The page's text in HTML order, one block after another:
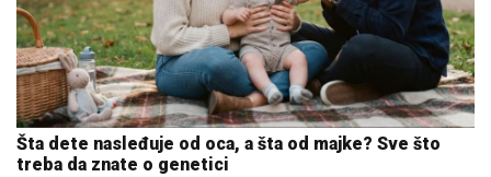
Šta dete nasleđuje od oca, a šta od majke? Sve što
treba da znate o genetici